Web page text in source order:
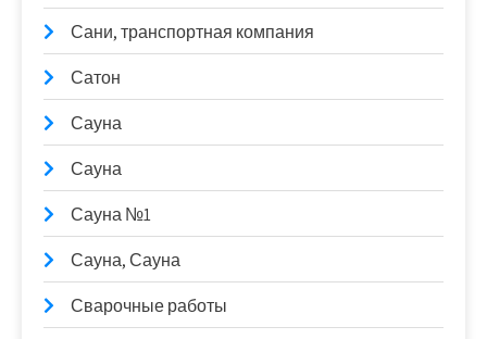
Сани, транспортная компания
Сатон
Сауна
Сауна
Сауна №1
Сауна, Сауна
Сварочные работы